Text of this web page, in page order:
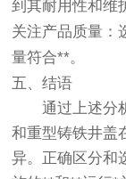
到其耐用性和维
关注产品质量
量符合**。
五、结语
通过上述分析
和重型铸铁井盖
异。正确区分和